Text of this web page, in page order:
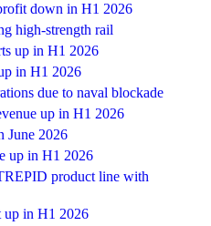
down in H1 2026
high-strength rail
up in H1 2026
in H1 2026
due to naval blockade
up in H1 2026
June 2026
up in H1 2026
product line with
up in H1 2026